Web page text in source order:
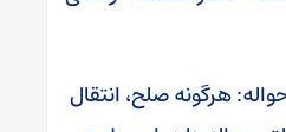
هرگونه صلح، انتقال